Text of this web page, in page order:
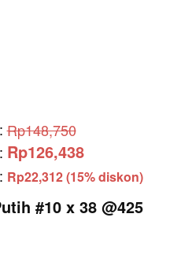
: Rp148,750
: Rp126,438
: Rp22,312 (15% diskon)
#10 x 38 @425